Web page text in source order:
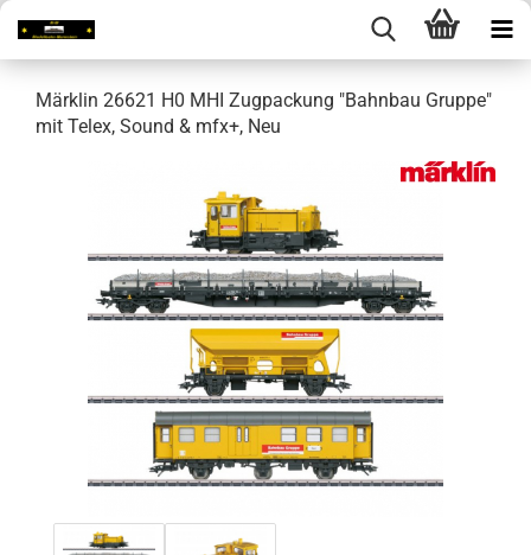
Märklin 26621 H0 MHI Zugpackung "Bahnbau Gruppe"
mit Telex, Sound & mfx+, Neu